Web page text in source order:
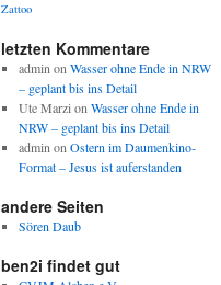
Zattoo
letzten Kommentare
admin on Wasser ohne Ende in NRW
– geplant bis ins Detail
Ute Marzi on Wasser ohne Ende in
NRW – geplant bis ins Detail
admin on Ostern im Daumenkino-
Format – Jesus ist auferstanden
andere Seiten
Sören Daub
ben2i findet gut